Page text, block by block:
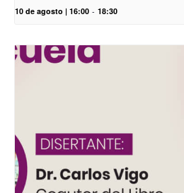
10 de agosto | 16:00 - 18:30